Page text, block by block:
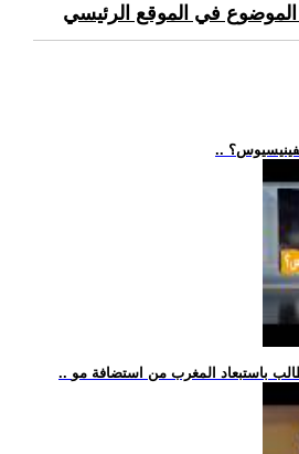
الموضوع في الموقع الرئيسي
باستبعاد المغرب من استضافة مو